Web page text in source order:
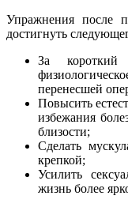
Упражнения после
достигнуть
За короткий
перенесшей
Повысить
избежания
близости;
Сделать
крепкой;
Усилить
жизнь более